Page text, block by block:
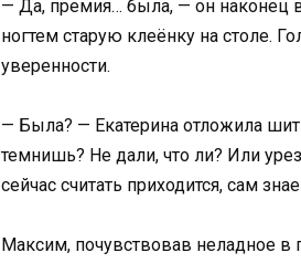
— Да, премия… была, — он наконец
ногтем старую клеёнку на столе.
уверенности.
— Была? — Екатерина отложила
темнишь? Не дали, что ли? Или
сейчас считать приходится, сам
Максим, почувствовав неладное в